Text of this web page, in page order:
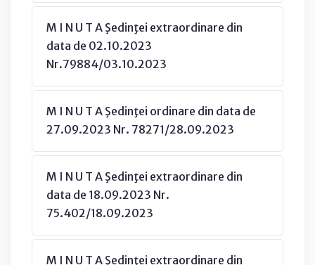
M I N U T A Şedinţei extraordinare din
data de 02.10.2023
Nr.79884/03.10.2023
M I N U T A Şedinţei ordinare din data de
27.09.2023 Nr. 78271/28.09.2023
M I N U T A Şedinţei extraordinare din
data de 18.09.2023 Nr.
75.402/18.09.2023
M I N U T A Şedinţei extraordinare din